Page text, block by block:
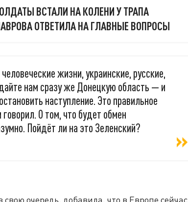
ВСТАЛИ НА КОЛЕНИ У ТРАПА
ОТВЕТИЛА НА ГЛАВНЫЕ ВОПРОСЫ
жизни, украинские, русские,
нам сразу же Донецкую область — и
наступление. Это правильное
О том, что будет обмен
Пойдёт ли на это Зеленский?
очередь, добавила, что в Европе сейчас